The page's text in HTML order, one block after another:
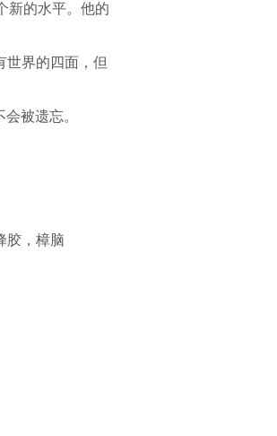
新的水平。他的
世界的四面，但
被遗忘。
胶，樟脑